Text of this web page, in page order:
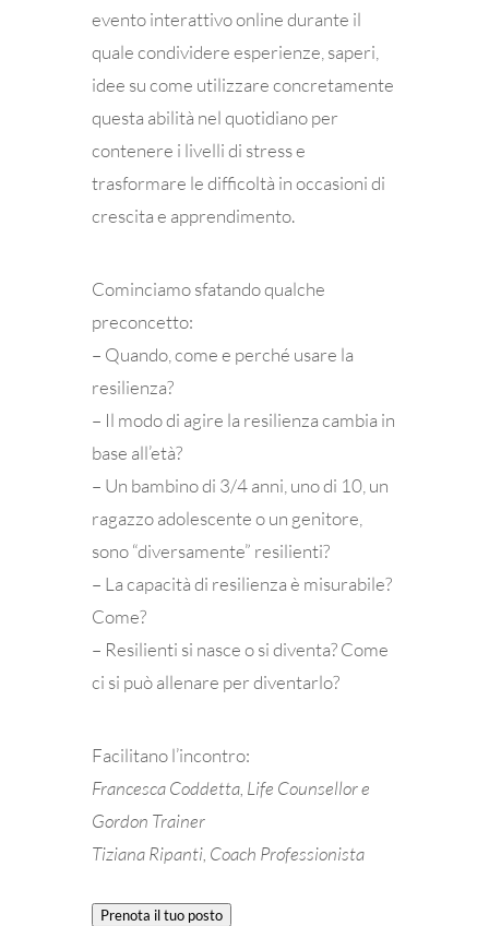
evento interattivo online durante il
quale condividere esperienze, saperi,
idee su come utilizzare concretamente
questa abilità nel quotidiano per
contenere i livelli di stress e
trasformare le difficoltà in occasioni di
crescita e apprendimento.
Cominciamo sfatando qualche
preconcetto:
– Quando, come e perché usare la
resilienza?
– Il modo di agire la resilienza cambia in
base all’età?
– Un bambino di 3/4 anni, uno di 10, un
ragazzo adolescente o un genitore,
sono “diversamente” resilienti?
– La capacità di resilienza è misurabile?
Come?
– Resilienti si nasce o si diventa? Come
ci si può allenare per diventarlo?
Facilitano l’incontro:
Francesca Coddetta, Life Counsellor e
Gordon Trainer
Tiziana Ripanti, Coach Professionista
Prenota il tuo posto